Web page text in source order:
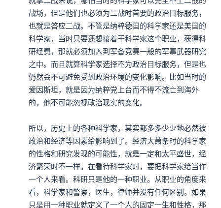
战场，但是他们也必须为二战时首要的政治目标服务，
也就是答应二战。不管是纳粹德国的科学家还是美国的
科学家，当时只要还想接着干科学家这个职业，获得科
研经费，那就必须加入到军备竞赛一般的军事武器研究
之中。而且就算科学家选择不为政治目标服务，但是也
仍然会不可避免受到政治环境的变化影响。比如当时的
爱因斯坦，就是因为纳粹党上台而不得不流亡到海外
的，他不可能忽视政治现实的变化。
所以，历史上的各种科学家，其实都多多少少地必然被
政治和经济等因素给影响到了。经济大萧条时的科学家
的性格和研究发现的可能性，就是一定和太平盛世，经
济繁荣时不一样。在看待科学家时，要把科学家给当作
一个人来看。科研只是他的一种职业。从职业的角度来
看，科学家和警察，医生，律师并没有任何区别。如果
只是用一种职业就定义了一个人的固定一生和性格，那